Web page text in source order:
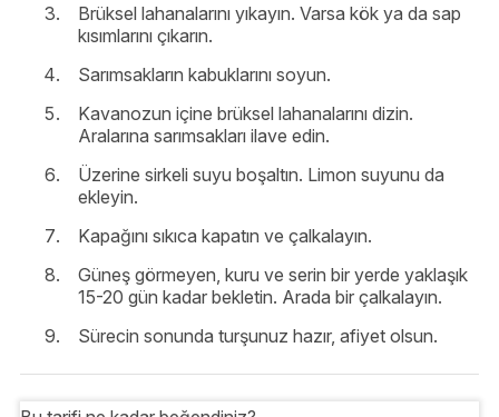
Brüksel lahanalarını yıkayın. Varsa kök ya da sap
kısımlarını çıkarın.
Sarımsakların kabuklarını soyun.
Kavanozun içine brüksel lahanalarını dizin.
Aralarına sarımsakları ilave edin.
Üzerine sirkeli suyu boşaltın. Limon suyunu da
ekleyin.
Kapağını sıkıca kapatın ve çalkalayın.
Güneş görmeyen, kuru ve serin bir yerde yaklaşık
15-20 gün kadar bekletin. Arada bir çalkalayın.
Sürecin sonunda turşunuz hazır, afiyet olsun.